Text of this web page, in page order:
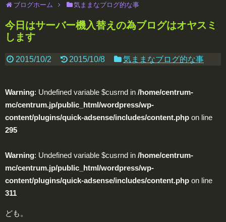
ブログホーム 気ままなブログ的な事
今日はサーバー機入替えの為ブログはオヤスミ
します
2015/10/2 2015/10/8 気ままなブログ的な事
Warning: Undefined variable $cusrnd in /home/centrum-
mc/centrum.jp/public_html/wordpress/wp-
content/plugins/quick-adsense/includes/content.php on line
295
Warning: Undefined variable $cusrnd in /home/centrum-
mc/centrum.jp/public_html/wordpress/wp-
content/plugins/quick-adsense/includes/content.php on line
311
ども。